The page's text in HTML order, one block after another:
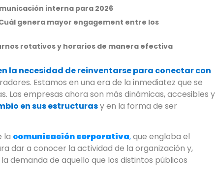
interna para 2026
genera mayor engagement entre los
rotativos y horarios de manera efectiva
la necesidad de reinventarse para conectar con
Estamos en una era de la inmediatez que se
Las empresas ahora son más dinámicas, accesibles y
en sus estructurasy en la forma de ser
la comunicación corporativa,que engloba el
dar a conocer la actividad de la organización y,
demanda de aquello que los distintos públicos